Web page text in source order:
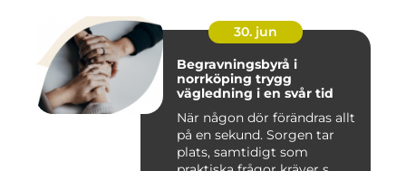
30. jun
Begravningsbyrå i
norrköping trygg
vägledning i en svår tid
När någon dör förändras allt
på en sekund. Sorgen tar
plats, samtidigt som